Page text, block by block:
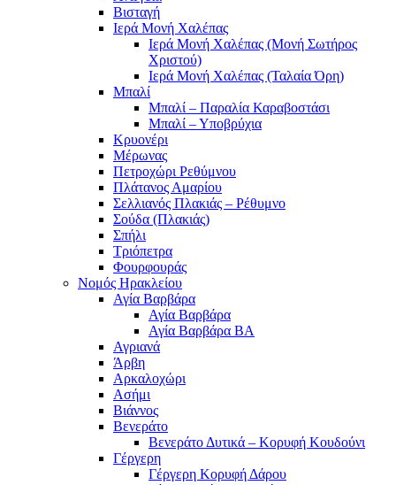
Βισταγή
Ιερά Μονή Χαλέπας
Ιερά Μονή Χαλέπας (Μονή Σωτήρος
Χριστού)
Ιερά Μονή Χαλέπας (Ταλαία Όρη)
Μπαλί
Μπαλί – Παραλία Καραβοστάσι
Μπαλί – Υποβρύχια
Κρυονέρι
Μέρωνας
Πετροχώρι Ρεθύμνου
Πλάτανος Αμαρίου
Σελλιανός Πλακιάς – Ρέθυμνο
Σούδα (Πλακιάς)
Σπήλι
Τριόπετρα
Φουρφουράς
Νομός Ηρακλείου
Αγία Βαρβάρα
Αγία Βαρβάρα
Αγία Βαρβάρα ΒΑ
Αγριανά
Άρβη
Αρκαλοχώρι
Ασήμι
Βιάννος
Βενεράτο
Βενεράτο Δυτικά – Κορυφή Κουδούνι
Γέργερη
Γέργερη Κορυφή Δάρου